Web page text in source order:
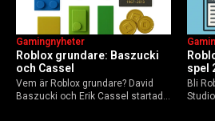
Roblox grundare: Baszucki
och Cassel
Gamingnyheter
Vem är Roblox grundare? David
Baszucki och Erik Cassel startade
spel
Bli